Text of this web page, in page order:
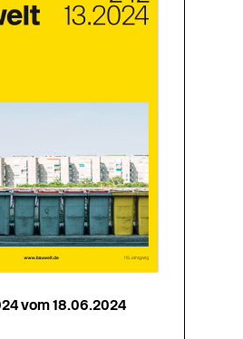
vom 18.06.2024